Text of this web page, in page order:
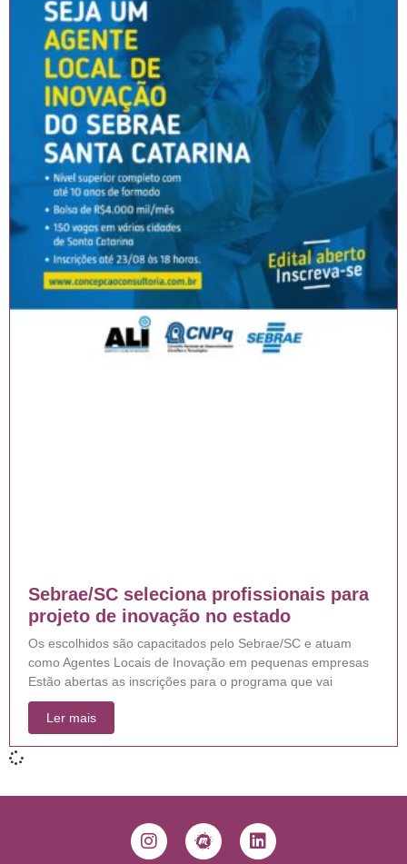
Sebrae/SC seleciona profissionais para
projeto de inovação no estado
Os escolhidos são capacitados pelo Sebrae/SC e atuam
como Agentes Locais de Inovação em pequenas empresas
Estão abertas as inscrições para o programa que vai
Ler mais